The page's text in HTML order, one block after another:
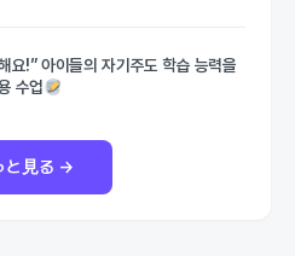
요!” 아이들의 자기주도 학습 능력을
수업
と見る →